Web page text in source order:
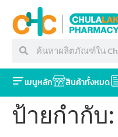
เมนูหลัก สินค้าทั้งหมด
ป้ายกำกับ: